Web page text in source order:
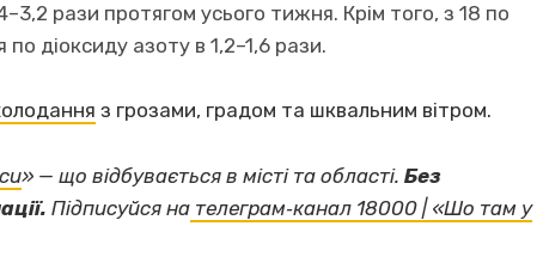
рази протягом усього тижня. Крім того, з 18 по
діоксиду азоту в 1,2–1,6 рази.
з грозами, градом та шквальним вітром.
» — що відбувається в місті та області. Без
Підписуйся на телеграм‐канал 18000 | «Шо там у